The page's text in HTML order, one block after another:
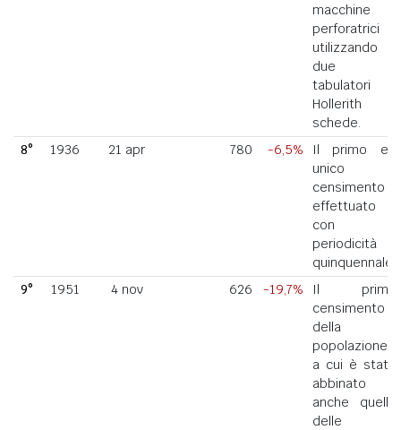
macchine
perforatrici
utilizzando
due
tabulatori
Hollerith a
schede.
8°
1936 21 apr 780 -6,5%
Il primo ed
unico
censimento
effettuato
con
periodicità
quinquennale.
9°
1951 4 nov 626 -19,7%
Il primo
censimento
della
popolazione
a cui è stato
abbinato
anche quello
delle